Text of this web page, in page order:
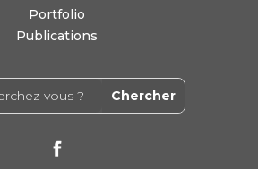
Portfolio
Publications